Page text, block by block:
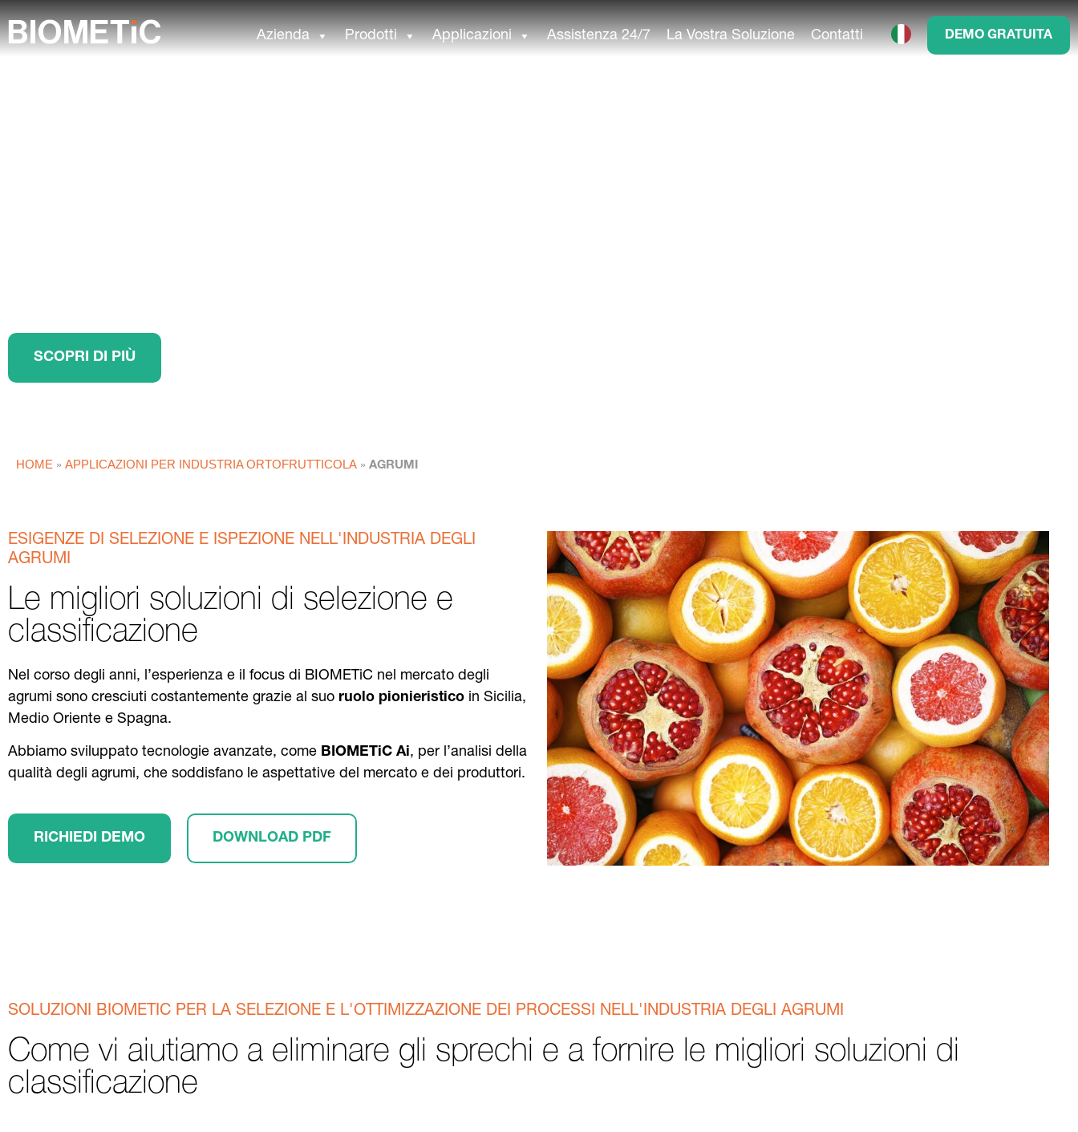
Azienda Prodotti Applicazioni Assistenza 24/7 La Vostra Soluzione Contatti DEMO GRATUITA
SCOPRI DI PIÙ
HOME » APPLICAZIONI PER INDUSTRIA ORTOFRUTTICOLA » AGRUMI
ESIGENZE DI SELEZIONE E ISPEZIONE NELL'INDUSTRIA DEGLI
AGRUMI
Le migliori soluzioni di selezione e
classificazione
Nel corso degli anni, l’esperienza e il focus di BIOMETiC nel mercato degli
agrumi sono cresciuti costantemente grazie al suo ruolo pionieristico in Sicilia,
Medio Oriente e Spagna.
Abbiamo sviluppato tecnologie avanzate, come BIOMETiC Ai, per l’analisi della
qualità degli agrumi, che soddisfano le aspettative del mercato e dei produttori.
RICHIEDI DEMO DOWNLOAD PDF
SOLUZIONI BIOMETIC PER LA SELEZIONE E L'OTTIMIZZAZIONE DEI PROCESSI NELL'INDUSTRIA DEGLI AGRUMI
Come vi aiutiamo a eliminare gli sprechi e a fornire le migliori soluzioni di
classificazione